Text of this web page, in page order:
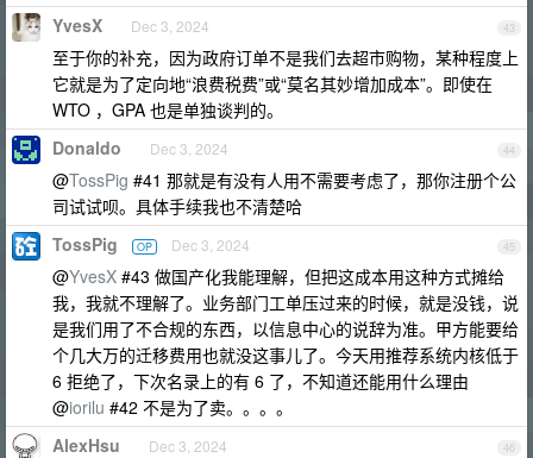
43
YvesX Dec 3, 2024
至于你的补充，因为政府订单不是我们去超市购物，某种程度上
它就是为了定向地“浪费税费”或“莫名其妙增加成本”。即使在
WTO ，GPA 也是单独谈判的。
44
Donaldo Dec 3, 2024
@TossPig #41 那就是有没有人用不需要考虑了，那你注册个公
司试试呗。具体手续我也不清楚哈
45
TossPig OP Dec 3, 2024
@YvesX #43 做国产化我能理解，但把这成本用这种方式摊给
我，我就不理解了。业务部门工单压过来的时候，就是没钱，说
是我们用了不合规的东西，以信息中心的说辞为准。甲方能要给
个几大万的迁移费用也就没这事儿了。今天用推荐系统内核低于
6 拒绝了，下次名录上的有 6 了，不知道还能用什么理由
@iorilu #42 不是为了卖。。。。
46
AlexHsu Dec 3, 2024